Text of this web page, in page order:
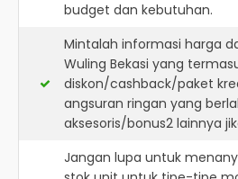
budget dan kebutuhan.
Mintalah informasi harga
Wuling Bekasi yang
diskon/cashback/paket
angsuran ringan yang
aksesoris/bonus2 lainnya
Jangan lupa untuk